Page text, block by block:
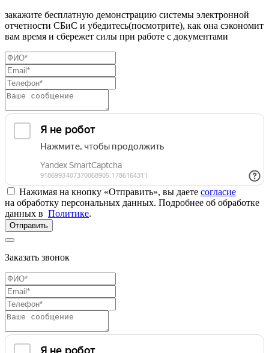
закажите бесплатную демонстрацию системы электронной
отчетности СБиС и убедитесь(посмотрите), как она сэкономит
вам время и сбережет силы при работе с документами
Нажимая на кнопку «Отправить», вы даете согласие
на обработку персональных данных. Подробнее об обработке
данных в Политике.
Отправить
Заказать звонок